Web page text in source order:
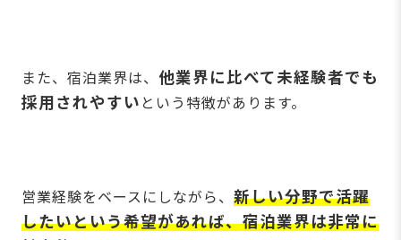
また、宿泊業界は、 他業界に比べて未経験者でも
採用されやすい という特徴があります。
営業経験をベースにしながら、 新しい分野で活躍
したいという希望があれば、宿泊業界は非常に